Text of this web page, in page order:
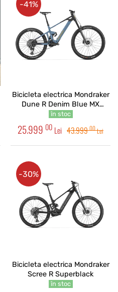
Bicicleta electrica Mondraker
Dune R Denim Blue MX
Blue/Yellow
în stoc
25.999 00 Lei 43.99900Lei
-41%
Bicicleta electrica Mondraker
Scree R Superblack
în stoc
-30%